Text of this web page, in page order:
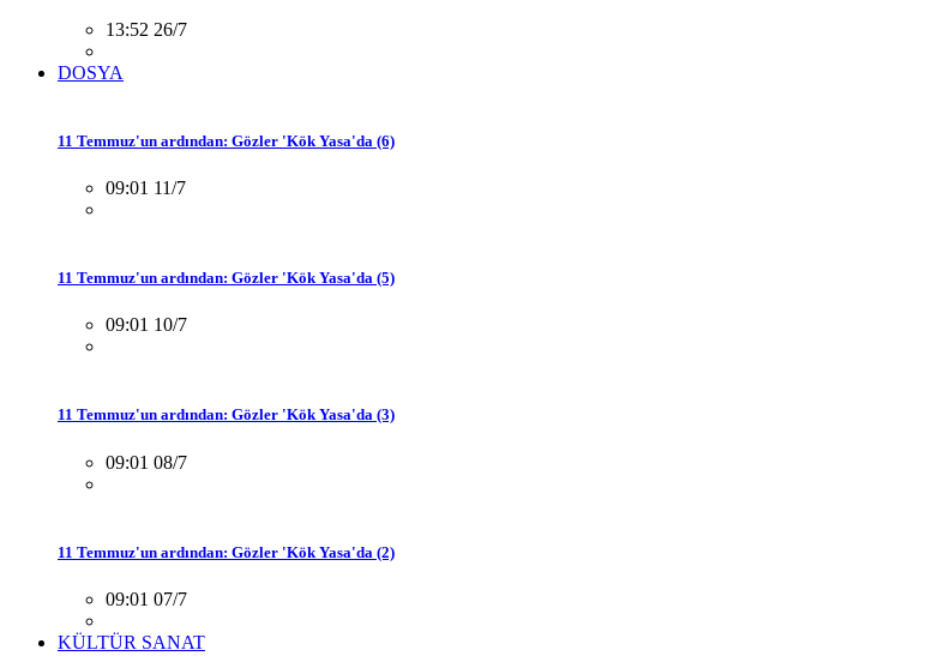
13:52 26/7
DOSYA
11 Temmuz'un ardından: Gözler 'Kök Yasa'da (6)
09:01 11/7
11 Temmuz'un ardından: Gözler 'Kök Yasa'da (5)
09:01 10/7
11 Temmuz'un ardından: Gözler 'Kök Yasa'da (3)
09:01 08/7
11 Temmuz'un ardından: Gözler 'Kök Yasa'da (2)
09:01 07/7
KÜLTÜR SANAT